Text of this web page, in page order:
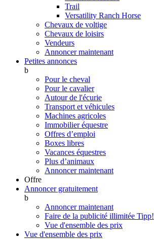
Trail
Versatility Ranch Horse
Chevaux de voltige
Chevaux de loisirs
Vendeurs
Annoncer maintenant
Petites annonces
b
Pour le cheval
Pour le cavalier
Autour de l'écurie
Transport et véhicules
Machines agricoles
Immobilier équestre
Offres d’emploi
Boxes libres
Vacances équestres
Plus d’animaux
Annoncer maintenant
Offre
Annoncer gratuitement
b
Annoncer maintenant
Faire de la publicité illimitée Tipp!
Vue d'ensemble des prix
Vue d'ensemble des prix